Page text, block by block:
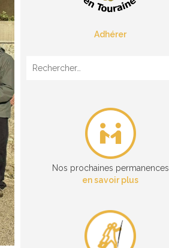
Adhérer
Nos prochaines permanences
en savoir plus